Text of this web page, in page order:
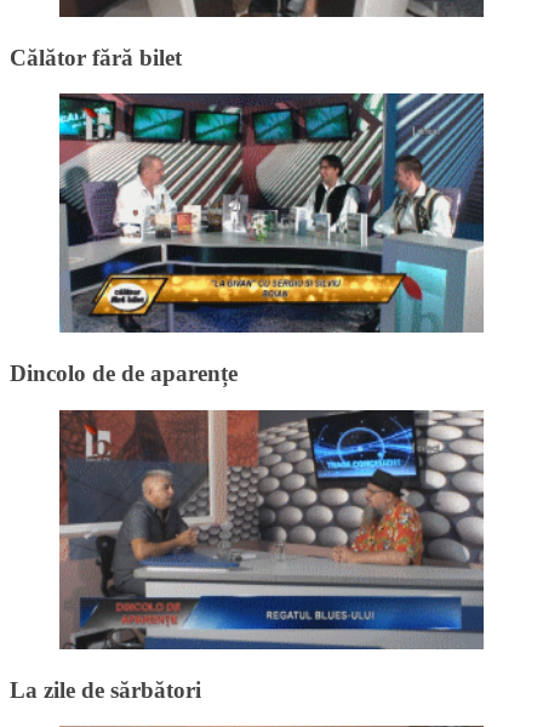
Călător fără bilet
Dincolo de de aparențe
La zile de sărbători